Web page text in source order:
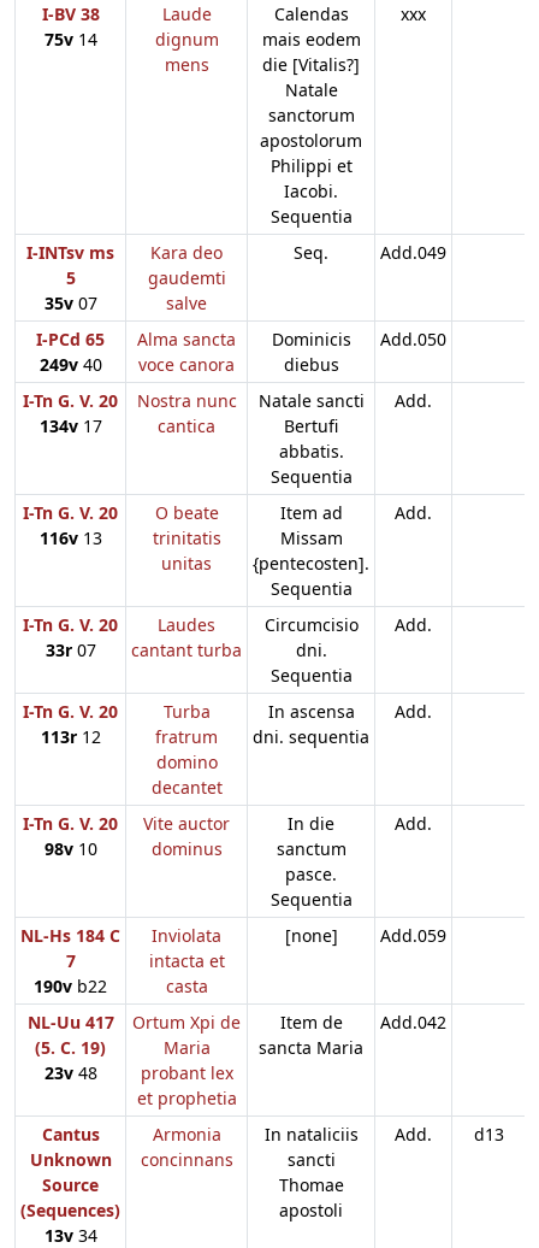
I-BV 38
75v14
Laude
dignum
mens
Calendas
mais eodem
die [Vitalis?]
Natale
sanctorum
apostolorum
Philippi et
Iacobi.
Sequentia
xxx
I-INTsv ms
5
35v07
Kara deo
gaudemti
salve
Seq. Add.049
I-PCd 65
249v40
Alma sancta
voce canora
Dominicis
diebus
Add.050
I-Tn G. V. 20
134v17
Nostra nunc
cantica
Natale sancti
Bertufi
abbatis.
Sequentia
Add.
I-Tn G. V. 20
116v13
O beate
trinitatis
unitas
Item ad
Missam
{pentecosten].
Sequentia
Add.
I-Tn G. V. 20
33r07
Laudes
cantant turba
Circumcisio
dni.
Sequentia
Add.
I-Tn G. V. 20
113r12
Turba
fratrum
domino
decantet
In ascensa
dni. sequentia
Add.
I-Tn G. V. 20
98v10
Vite auctor
dominus
In die
sanctum
pasce.
Sequentia
Add.
NL-Hs 184 C
7
190v b22
Inviolata
intacta et
casta
[none] Add.059
NL-Uu 417
(5. C. 19)
23v48
Ortum Xpi de
Maria
probant lex
et prophetia
Item de
sancta Maria
Add.042
Cantus
Unknown
Source
(Sequences)
13v34
Armonia
concinnans
In nataliciis
sancti
Thomae
apostoli
Add. d13